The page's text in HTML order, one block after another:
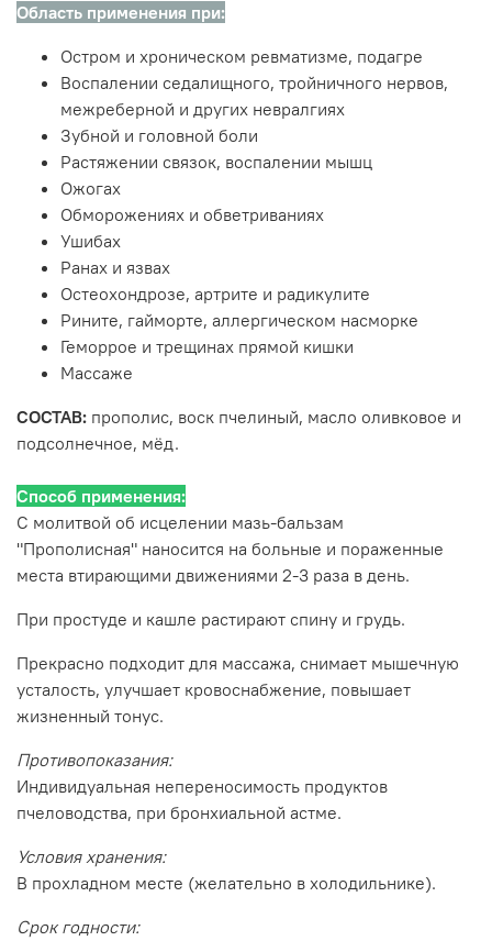
Область применения при:
Остром и хроническом ревматизме, подагре
Воспалении седалищного, тройничного нервов,
межреберной и других невралгиях
Зубной и головной боли
Растяжении связок, воспалении мышц
Ожогах
Обморожениях и обветриваниях
Ушибах
Ранах и язвах
Остеохондрозе, артрите и радикулите
Рините, гайморте, аллергическом насморке
Геморрое и трещинах прямой кишки
Массаже
СОСТАВ: прополис, воск пчелиный, масло оливковое и
подсолнечное, мёд.
Способ применения:
С молитвой об исцелении мазь-бальзам
"Прополисная" наносится на больные и пораженные
места втирающими движениями 2-3 раза в день.
При простуде и кашле растирают спину и грудь.
Прекрасно подходит для массажа, снимает мышечную
усталость, улучшает кровоснабжение, повышает
жизненный тонус.
Противопоказания:
Индивидуальная непереносимость продуктов
пчеловодства, при бронхиальной астме.
Условия хранения:
В прохладном месте (желательно в холодильнике).
Срок годности: